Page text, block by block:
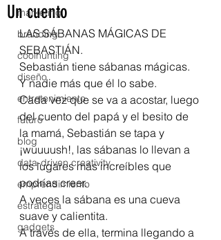
marketing
branding
coolhunting
diseño
entretenimiento
futuro
blog
data-driven creativity
emprendimiento
estrategia
gadgets
Un cuento
LAS SÁBANAS MÁGICAS DE
SEBASTIÁN.
Sebastián tiene sábanas mágicas.
Y nadie más que él lo sabe.
Cada vez que se va a acostar, luego
del cuento del papá y el besito de
la mamá, Sebastián se tapa y
¡wuuuush!, las sábanas lo llevan a
los lugares más increíbles que
podrías creer.
A veces la sábana es una cueva
suave y calientita.
A través de ella, termina llegando a